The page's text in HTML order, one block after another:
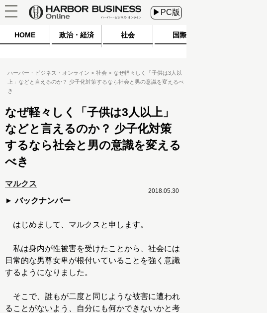
▶PC版
HOME 政治・経済 社会 国際
ハーバー・ビジネス・オンライン 社会
なぜ軽々しく「子供は3人以
上」などと言えるのか？ 少子化対策するなら社会と男の意識を変えるべ
き
なぜ軽々しく「子供は3人以上」
などと言えるのか？ 少子化対策
するなら社会と男の意識を変える
べき
マルクス
バックナンバー
2018.05.30
はじめまして、マルクスと申します。
私は身内が性被害を受けたことから、社会には
日常的な男尊女卑が根付いていることを強く意識
するようになりました。
そこで、誰もが二度と同じような被害に遭われ
ることがないよう、自分にも何かできないかと考